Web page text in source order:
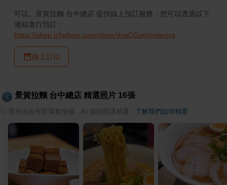
可以。景賀拉麵 台中總店 提供線上預訂服務，您可以透過以下
連結進行預訂：
https://shop.ichefpos.com/store/dyeCGpit/ordering
線上訂位
景賀拉麵 台中總店 精選照片 16張
照片由合作部落客拍攝，AI 協助篩選精選 了解我們如何精選